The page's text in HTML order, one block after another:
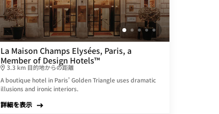
La Maison Champs Elysées, Paris, a
Member of Design Hotels™
3.3 km 目的地からの距離
A boutique hotel in Paris’ Golden Triangle uses dramatic
illusions and ironic interiors.
詳細を表示